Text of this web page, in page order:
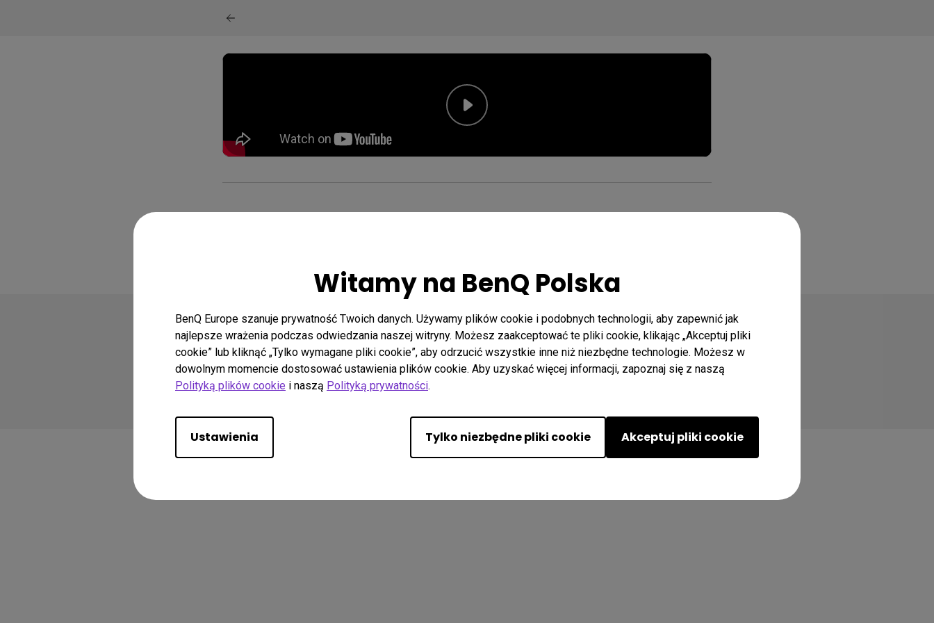
Witamy na BenQ Polska
BenQ Europe szanuje prywatność Twoich danych. Używamy plików cookie i podobnych technologii, aby zapewnić jak
najlepsze wrażenia podczas odwiedzania naszej witryny. Możesz zaakceptować te pliki cookie, klikając „Akceptuj pliki
cookie” lub kliknąć „Tylko wymagane pliki cookie”, aby odrzucić wszystkie inne niż niezbędne technologie. Możesz w
dowolnym momencie dostosować ustawienia plików cookie. Aby uzyskać więcej informacji, zapoznaj się z naszą
Polityką plików cookie i naszą Polityką prywatności.
Ustawienia Tylko niezbędne pliki cookie Akceptuj pliki cookie
Copyright © 2024 BenQ. All rights reserved.
O Cookies